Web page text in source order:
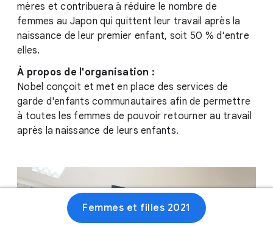
mères et contribuera à réduire le nombre de
femmes au Japon qui quittent leur travail après la
naissance de leur premier enfant, soit 50 % d'entre
elles.
À propos de l'organisation :
Nobel conçoit et met en place des services de
garde d'enfants communautaires afin de permettre
à toutes les femmes de pouvoir retourner au travail
après la naissance de leurs enfants.
Femmes et filles 2021